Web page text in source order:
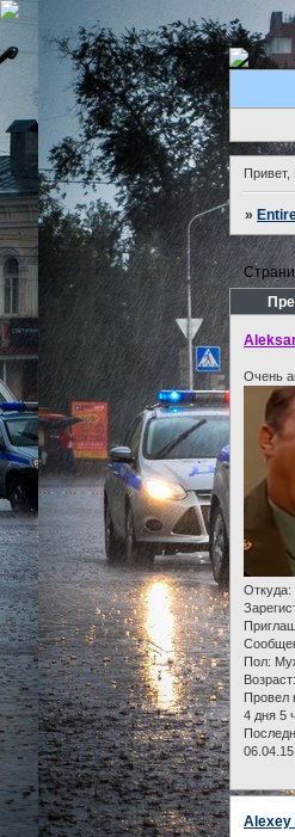
Привет,
»
Очень
Откуда:
Пол:
Возраст:
Провел
4 дня 5
Alexey